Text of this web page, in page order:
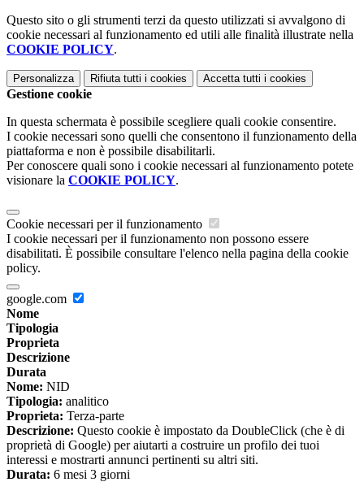
Questo sito o gli strumenti terzi da questo utilizzati si avvalgono di
cookie necessari al funzionamento ed utili alle finalità illustrate nella
COOKIE POLICY.
Personalizza Rifiuta tutti i cookies Accetta tutti i cookies
Gestione cookie
In questa schermata è possibile scegliere quali cookie consentire.
I cookie necessari sono quelli che consentono il funzionamento della
piattaforma e non è possibile disabilitarli.
Per conoscere quali sono i cookie necessari al funzionamento potete
visionare la COOKIE POLICY.
Cookie necessari per il funzionamento
I cookie necessari per il funzionamento non possono essere
disabilitati. È possibile consultare l'elenco nella pagina della cookie
policy.
google.com
Nome
Tipologia
Proprieta
Descrizione
Durata
Nome: NID
Tipologia: analitico
Proprieta: Terza-parte
Descrizione: Questo cookie è impostato da DoubleClick (che è di
proprietà di Google) per aiutarti a costruire un profilo dei tuoi
interessi e mostrarti annunci pertinenti su altri siti.
Durata: 6 mesi 3 giorni